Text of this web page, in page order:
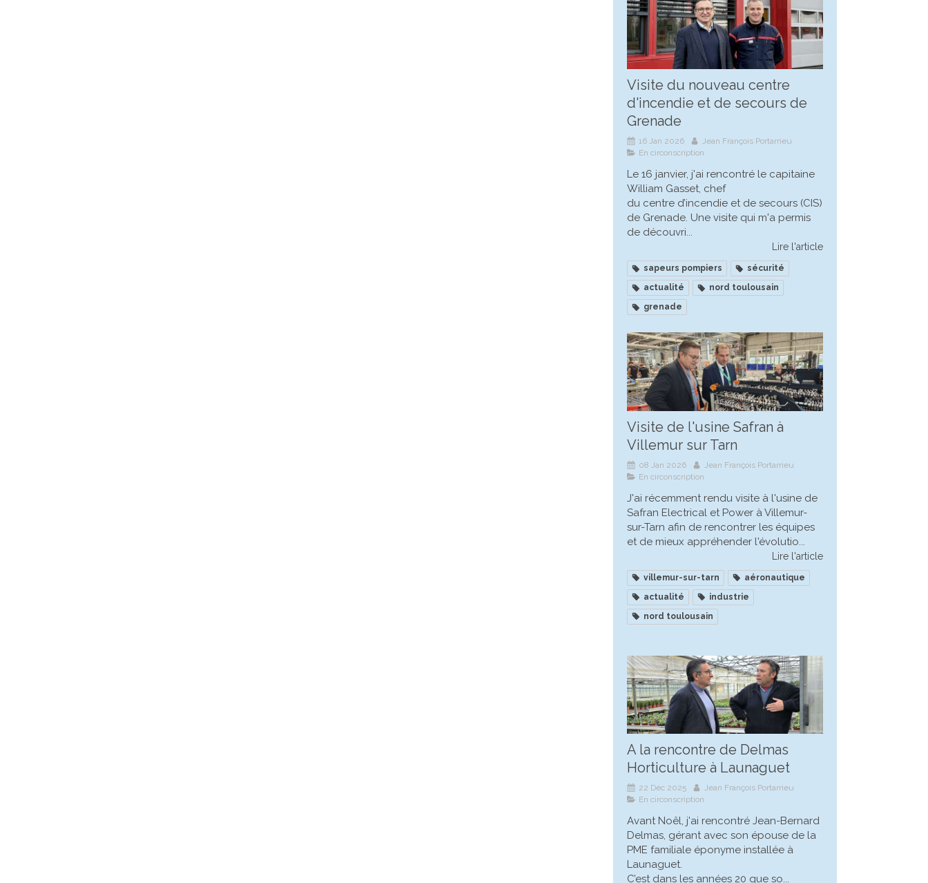
Visite du nouveau centre
d'incendie et de secours de
Grenade
16 Jan 2026
Jean François Portarrieu
En circonscription
Le 16 janvier, j'ai rencontré le capitaine
William Gasset, chef
du centre d’incendie et de secours (CIS)
de Grenade. Une visite qui m'a permis
de découvri...
Lire l'article
sapeurs pompiers
sécurité
actualité
nord toulousain
grenade
Visite de l'usine Safran à
Villemur sur Tarn
08 Jan 2026
Jean François Portarrieu
En circonscription
J'ai récemment rendu visite à l'usine de
Safran Electrical et Power à Villemur-
sur-Tarn afin de rencontrer les équipes
et de mieux appréhender l'évolutio...
Lire l'article
villemur-sur-tarn
aéronautique
actualité
industrie
nord toulousain
A la rencontre de Delmas
Horticulture à Launaguet
22 Déc 2025
Jean François Portarrieu
En circonscription
Avant Noêl, j'ai rencontré Jean-Bernard
Delmas, gérant avec son épouse de la
PME familiale éponyme installée à
Launaguet.
C’est dans les années 20 que so...